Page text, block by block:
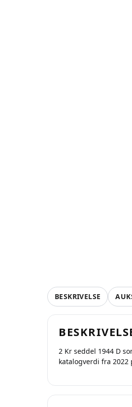
BESKRIVELSE
2 Kr seddel 1944 D
katalogverdi fra